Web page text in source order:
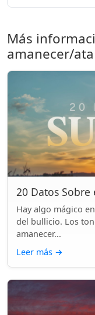
Más
amanecer/
20 Datos Sobre
Hay algo mágico
del bullicio. Los
amanecer...
Leer más →